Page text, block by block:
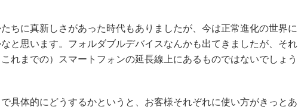
たちに真新しさがあった時代もありましたが、今は正常進化の世界に
と思います。フォルダブルデバイスなんかも出てきましたが、それ
れまでの）スマートフォンの延長線上にあるものではないでしょう
具体的にどうするかというと、お客様それぞれに使い方がきっとあ